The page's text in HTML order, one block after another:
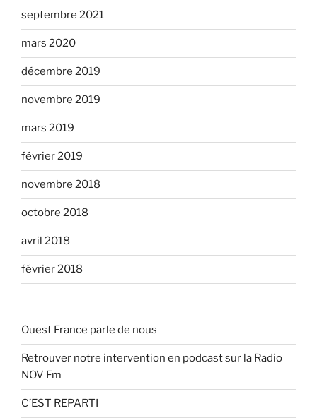
septembre 2021
mars 2020
décembre 2019
novembre 2019
mars 2019
février 2019
novembre 2018
octobre 2018
avril 2018
février 2018
Ouest France parle de nous
Retrouver notre intervention en podcast sur la Radio
NOV Fm
C’EST REPARTI